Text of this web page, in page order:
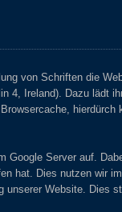
von Schriften die
4, Ireland). Dazu lädt
hierdürch
Google Server auf.
hat. Dies nutzen wir
unserer Website. Dies